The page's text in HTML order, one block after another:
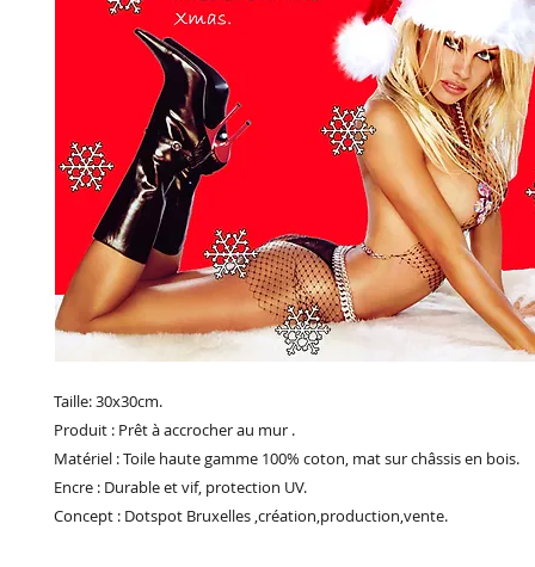
Taille: 30x30cm.
Produit : Prêt à accrocher au mur .
Matériel : Toile haute gamme 100% coton, mat sur châssis en bois.
Encre : Durable et vif, protection UV.
Concept : Dotspot Bruxelles ,création,production,vente.